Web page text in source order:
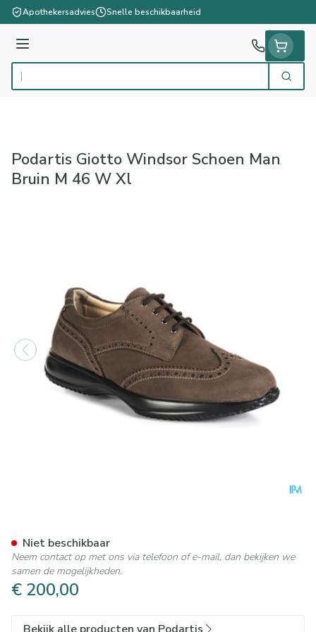
Ga naar de inhoud
Apothekersadvies Snelle beschikbaarheid
Menu
Product, merk, categorie... Zoek
Podartis Giotto Windsor Schoen Man
Bruin M 46 W Xl
€ 200,00
Niet beschikbaar
Neem contact op met ons via telefoon of e-mail, dan bekijken we
samen de mogelijkheden.